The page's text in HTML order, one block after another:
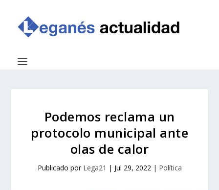
Podemos reclama un
protocolo municipal ante
olas de calor
Publicado por Lega21 | Jul 29, 2022| Política